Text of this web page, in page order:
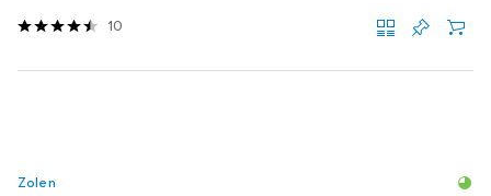
10
Zolen